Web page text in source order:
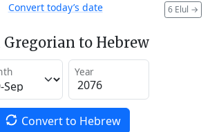
6 Elul →
Convert today’s date
to Hebrew
Year
Convert to Hebrew